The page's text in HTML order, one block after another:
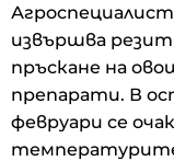
извършва
пръскане на
препарати. В
февруари се